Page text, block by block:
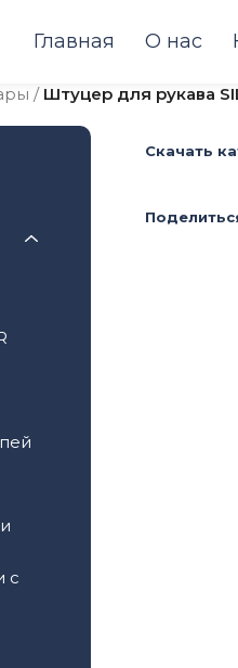
Главная О нас
/ Штуцер для рукава
с
Скачать